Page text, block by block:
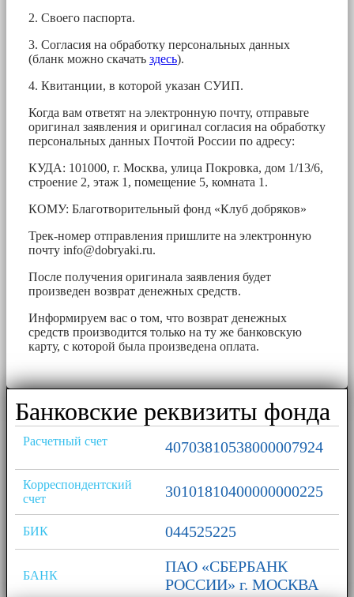
2. Своего паспорта.
3. Согласия на обработку персональных данных
(бланк можно скачать здесь).
4. Квитанции, в которой указан СУИП.
Когда вам ответят на электронную почту, отправьте
оригинал заявления и оригинал согласия на обработку
персональных данных Почтой России по адресу:
КУДА: 101000, г. Москва, улица Покровка, дом 1/13/6,
строение 2, этаж 1, помещение 5, комната 1.
КОМУ: Благотворительный фонд «Клуб добряков»
Трек-номер отправления пришлите на электронную
почту info@dobryaki.ru.
После получения оригинала заявления будет
произведен возврат денежных средств.
Информируем вас о том, что возврат денежных
средств производится только на ту же банковскую
карту, с которой была произведена оплата.
Банковские реквизиты фонда
Расчетный счет 40703810538000007924
Корреспондентский
счет
30101810400000000225
БИК 044525225
БАНК
ПАО «СБЕРБАНК
РОССИИ» г. МОСКВА